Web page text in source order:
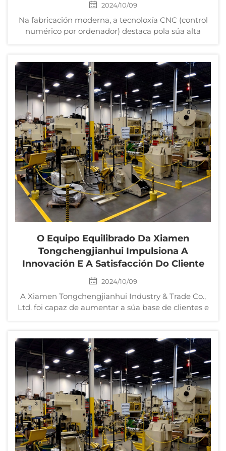
2024/10/09
Na fabricación moderna, a tecnoloxía CNC (control
numérico por ordenador) destaca pola súa alta
tecnoloxía CNC mostrou a súa importancia
irreemplazable...
O Equipo Equilibrado Da Xiamen
Tongchengjianhui Impulsiona A
Innovación E A Satisfacción Do Cliente
2024/10/09
A Xiamen Tongchengjianhui Industry & Trade Co.,
Ltd. foi capaz de aumentar a súa base de clientes e
profesionais experimentados e enxeñeiros con
titulación. Esta combinaci...